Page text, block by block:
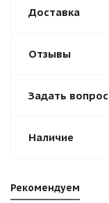
Доставка
Отзывы
Задать вопрос
Наличие
Рекомендуем